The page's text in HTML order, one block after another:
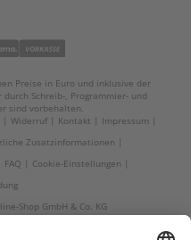
Preise in Euro und inklusive der
Schreib-, Programmier- und
sind vorbehalten.
Widerruf Kontakt
Impressum
Zusatzinformationen
FAQ
Cookie-Einstellungen
Shop GmbH & Co. KG